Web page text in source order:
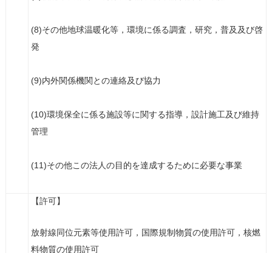
(8)その他地球温暖化等，環境に係る調査，研究，普及及び啓
発
(9)内外関係機関との連絡及び協力
(10)環境保全に係る施設等に関する指導，設計施工及び維持
管理
(11)その他この法人の目的を達成するために必要な事業
【許可】
放射線同位元素等使用許可，国際規制物質の使用許可，核燃
料物質の使用許可